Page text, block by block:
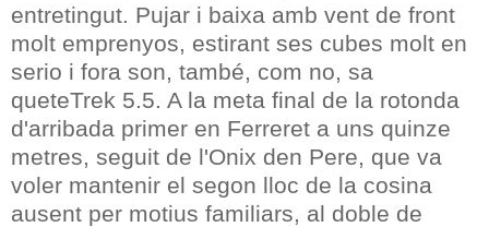
entretingut. Pujar i baixa amb vent de front
molt emprenyos, estirant ses cubes molt en
serio i fora son, també, com no, sa
queteTrek 5.5. A la meta final de la rotonda
d'arribada primer en Ferreret a uns quinze
metres, seguit de l'Onix den Pere, que va
voler mantenir el segon lloc de la cosina
ausent per motius familiars, al doble de